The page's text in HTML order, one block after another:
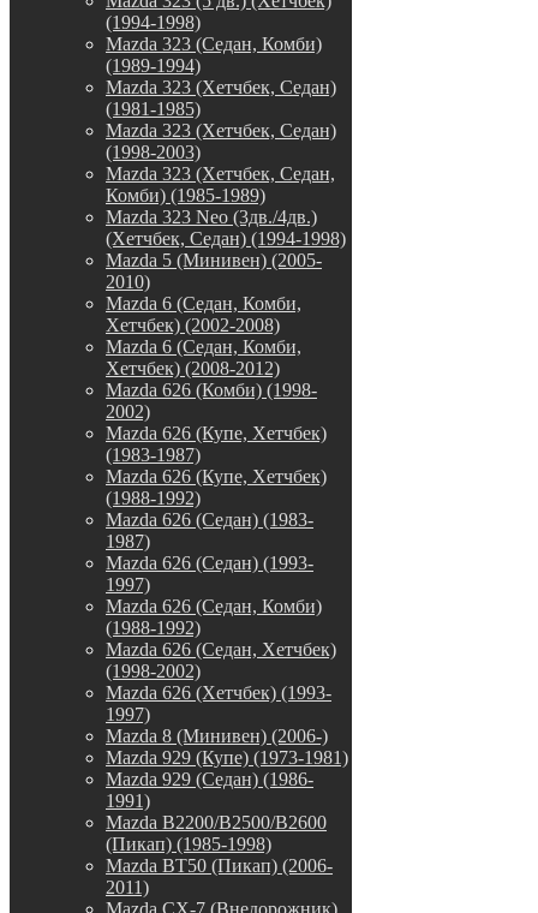
(1994-1998)
Mazda 323 (Седан, Комби)
(1989-1994)
Mazda 323 (Хетчбек, Седан)
(1981-1985)
Mazda 323 (Хетчбек, Седан)
(1998-2003)
Mazda 323 (Хетчбек, Седан,
Комби) (1985-1989)
Mazda 323 Neo (3дв./4дв.)
(Хетчбек, Седан) (1994-1998)
Mazda 5 (Минивен) (2005-
2010)
Mazda 6 (Седан, Комби,
Хетчбек) (2002-2008)
Mazda 6 (Седан, Комби,
Хетчбек) (2008-2012)
Mazda 626 (Комби) (1998-
2002)
Mazda 626 (Купе, Хетчбек)
(1983-1987)
Mazda 626 (Купе, Хетчбек)
(1988-1992)
Mazda 626 (Седан) (1983-
1987)
Mazda 626 (Седан) (1993-
1997)
Mazda 626 (Седан, Комби)
(1988-1992)
Mazda 626 (Седан, Хетчбек)
(1998-2002)
Mazda 626 (Хетчбек) (1993-
1997)
Mazda 8 (Минивен) (2006-)
Mazda 929 (Купе) (1973-1981)
Mazda 929 (Седан) (1986-
1991)
Mazda B2200/B2500/B2600
(Пикап) (1985-1998)
Mazda BT50 (Пикап) (2006-
2011)
Mazda CX-7 (Внедорожник)